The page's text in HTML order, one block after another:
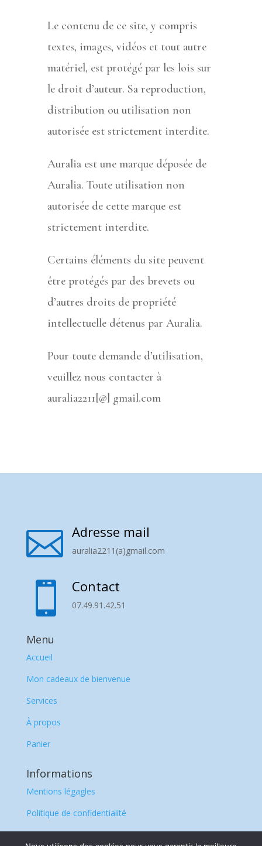
Le contenu de ce site, y compris
textes, images, vidéos et tout autre
matériel, est protégé par les lois sur
le droit d’auteur. Sa reproduction,
distribution ou utilisation non
autorisée est strictement interdite.
Auralia est une marque déposée de
Auralia. Toute utilisation non
autorisée de cette marque est
strictement interdite.
Certains éléments du site peuvent
être protégés par des brevets ou
d’autres droits de propriété
intellectuelle détenus par Auralia.
Pour toute demande d’utilisation,
veuillez nous contacter à
auralia2211[@] gmail.com
 Adresse mail
auralia2211(a)gmail.com
 Contact
07.49.91.42.51
Menu
Accueil
Mon cadeaux de bienvenue
Services
À propos
Panier
Informations
Mentions légagles
Politique de confidentialité
CGV